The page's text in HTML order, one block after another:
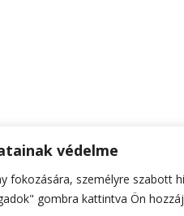
védelme
fokozására, személyre szabott
gombra kattintva Ön
. Minden jog fenntartva.